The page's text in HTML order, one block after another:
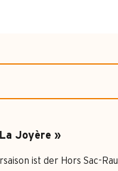
Joyère »
ist der Hors Sac-